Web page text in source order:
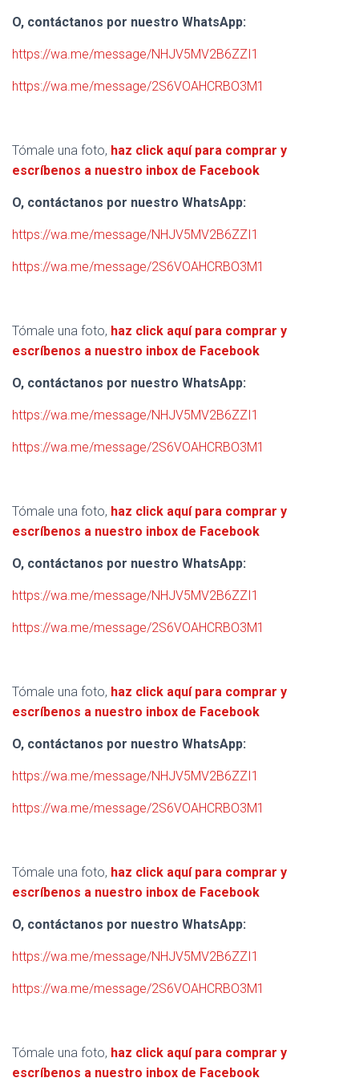
O, contáctanos por nuestro WhatsApp:
https://wa.me/message/NHJV5MV2B6ZZI1
https://wa.me/message/2S6VOAHCRBO3M1
Tómale una foto, haz click aquí para comprar y
escríbenos a nuestro inbox de Facebook
O, contáctanos por nuestro WhatsApp:
https://wa.me/message/NHJV5MV2B6ZZI1
https://wa.me/message/2S6VOAHCRBO3M1
Tómale una foto, haz click aquí para comprar y
escríbenos a nuestro inbox de Facebook
O, contáctanos por nuestro WhatsApp:
https://wa.me/message/NHJV5MV2B6ZZI1
https://wa.me/message/2S6VOAHCRBO3M1
Tómale una foto, haz click aquí para comprar y
escríbenos a nuestro inbox de Facebook
O, contáctanos por nuestro WhatsApp:
https://wa.me/message/NHJV5MV2B6ZZI1
https://wa.me/message/2S6VOAHCRBO3M1
Tómale una foto, haz click aquí para comprar y
escríbenos a nuestro inbox de Facebook
O, contáctanos por nuestro WhatsApp:
https://wa.me/message/NHJV5MV2B6ZZI1
https://wa.me/message/2S6VOAHCRBO3M1
Tómale una foto, haz click aquí para comprar y
escríbenos a nuestro inbox de Facebook
O, contáctanos por nuestro WhatsApp:
https://wa.me/message/NHJV5MV2B6ZZI1
https://wa.me/message/2S6VOAHCRBO3M1
Tómale una foto, haz click aquí para comprar y
escríbenos a nuestro inbox de Facebook